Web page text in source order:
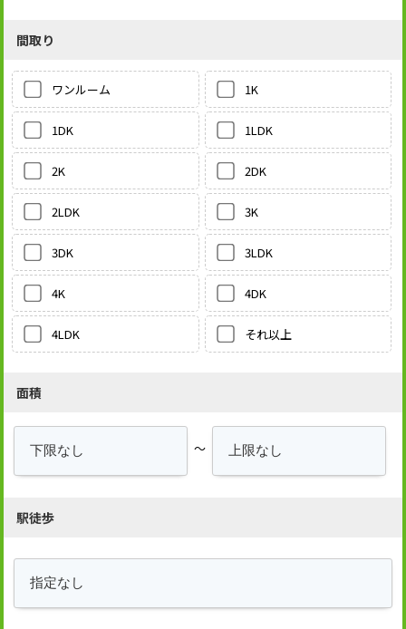
間取り
ワンルーム 1K
1DK 1LDK
2K 2DK
2LDK 3K
3DK 3LDK
4K 4DK
4LDK それ以上
面積
～
駅徒歩